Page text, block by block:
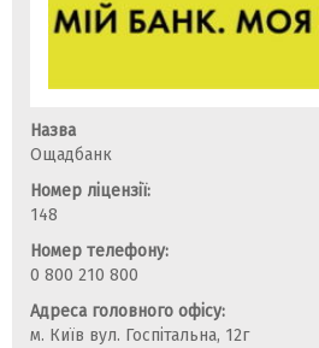
Назва
Ощадбанк
Номер ліцензії:
148
Номер телефону:
0 800 210 800
Адреса головного офісу:
м. Київ вул. Госпітальна, 12г